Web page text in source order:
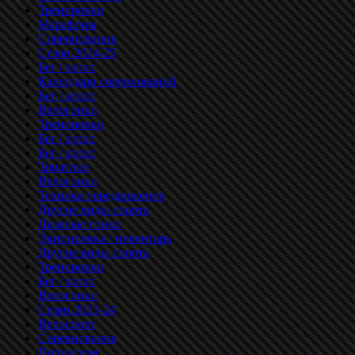
Тренировки
Марафоны
Соревнования
Сезон 2024-25
Бег / кросс
Календари соревнований
Бег / кросс
Велогонки
Тренировки
Бег / кросс
Бег / кросс
Триатлон
Велогонки
Техника передвижения
Другие виды спорта
Лыжные гонки
Экипировка / инвентарь
Другие виды спорта
Тренировки
Бег / кросс
Велогонки
Сезон 2023-24
Велоспорт
Соревнования